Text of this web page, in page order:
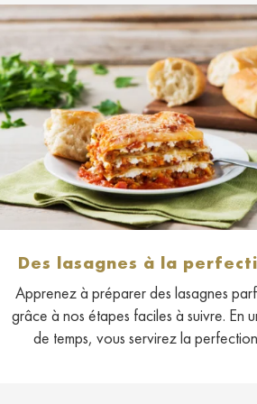
Des lasagnes à la
Apprenez à préparer des lasagnes
grâce à nos étapes faciles à suivre. En
de temps, vous servirez la